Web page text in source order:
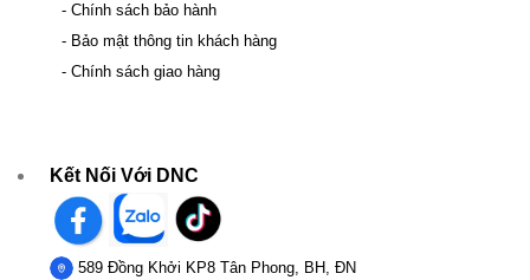
- Chính sách bảo hành
- Bảo mật thông tin khách hàng
- Chính sách giao hàng
Kết Nối Với DNC
589 Đồng Khởi KP8 Tân Phong, BH, ĐN